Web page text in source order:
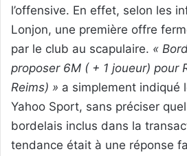
l’offensive. En effet, selon les
Lonjon, une première offre
par le club au scapulaire. «
proposer 6M ( + 1 joueur) pour
Reims) » a simplement indiqué
Yahoo Sport, sans préciser
bordelais inclus dans la
tendance était à une réponse